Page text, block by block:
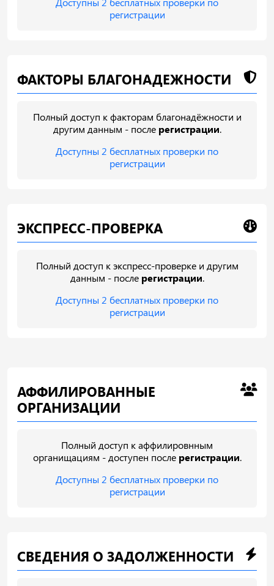
регистрации
ФАКТОРЫ БЛАГОНАДЕЖНОСТИ
Полный доступ к факторам благонадёжности и
другим данным - после регистрации.
Доступны 2 бесплатных проверки по
регистрации
ЭКСПРЕСС-ПРОВЕРКА
Полный доступ к экспресс-проверке и другим
данным - после регистрации.
Доступны 2 бесплатных проверки по
регистрации
АФФИЛИРОВАННЫЕ
ОРГАНИЗАЦИИ
Полный доступ к аффилировнным
органищациям - доступен после регистрации.
Доступны 2 бесплатных проверки по
регистрации
СВЕДЕНИЯ О ЗАДОЛЖЕННОСТИ